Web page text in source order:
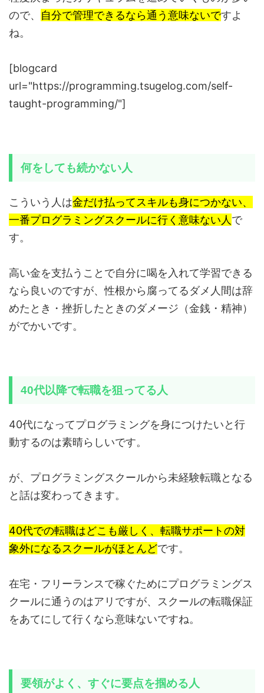
ので、 自分で管理できるなら通う意味ないですよ
ね。
[blogcard
url="https://programming.tsugelog.com/self-
taught-programming/"]
何をしても続かない人
こういう人は金だけ払ってスキルも身につかない、
一番プログラミングスクールに行く意味ない人 で
す。
高い金を支払うことで自分に喝を入れて学習できる
なら良いのですが、性根から腐ってるダメ人間は辞
めたとき・挫折したときのダメージ（金銭・精神）
がでかいです。
40代以降で転職を狙ってる人
40代になってプログラミングを身につけたいと行
動するのは素晴らしいです。
が、プログラミングスクールから未経験転職となる
と話は変わってきます。
40代での転職はどこも厳しく、転職サポートの対
象外になるスクールがほとんどです。
在宅・フリーランスで稼ぐためにプログラミングス
クールに通うのはアリですが、スクールの転職保証
をあてにして行くなら意味ないですね。
要領がよく、すぐに要点を掴める人